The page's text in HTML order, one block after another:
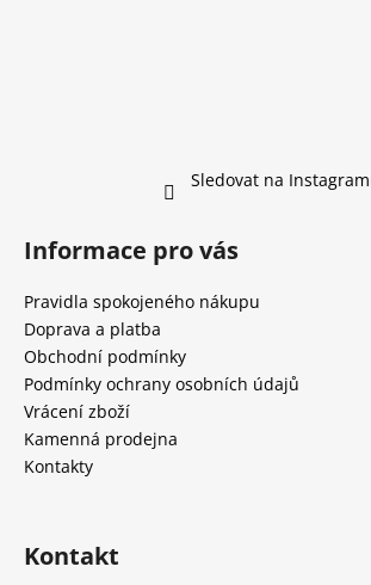
Sledovat na
Informace pro vás
Pravidla spokojeného nákupu
Doprava a platba
Obchodní podmínky
Podmínky ochrany osobních údajů
Vrácení zboží
Kamenná prodejna
Kontakty
Kontakt